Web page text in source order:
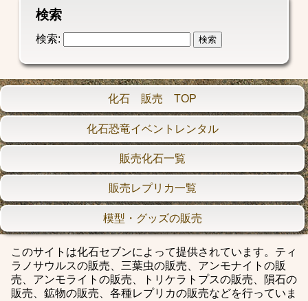
検索
検索:
化石 販売 TOP
化石恐竜イベントレンタル
販売化石一覧
販売レプリカ一覧
模型・グッズの販売
このサイトは化石セブンによって提供されています。ティ
ラノサウルスの販売、三葉虫の販売、アンモナイトの販
売、アンモライトの販売、トリケラトプスの販売、隕石の
販売、鉱物の販売、各種レプリカの販売などを行っていま